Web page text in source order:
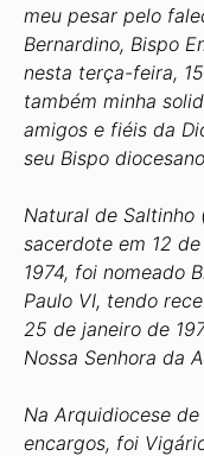
meu pesar pelo
Bernardino, Bispo
nesta terça-feira,
também minha
amigos e fiéis da
seu Bispo
Natural de Saltinho
sacerdote em 12
1974, foi nomeado
Paulo VI, tendo
25 de janeiro de
Nossa Senhora da
Na Arquidiocese
encargos, foi